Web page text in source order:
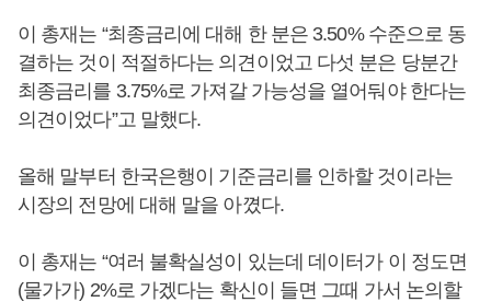
이 총재는 “최종금리에 대해 한 분은 3.50% 수준으로 동
결하는 것이 적절하다는 의견이었고 다섯 분은 당분간
최종금리를 3.75%로 가져갈 가능성을 열어둬야 한다는
의견이었다”고 말했다.
올해 말부터 한국은행이 기준금리를 인하할 것이라는
시장의 전망에 대해 말을 아꼈다.
이 총재는 “여러 불확실성이 있는데 데이터가 이 정도면
(물가가) 2%로 가겠다는 확신이 들면 그때 가서 논의할